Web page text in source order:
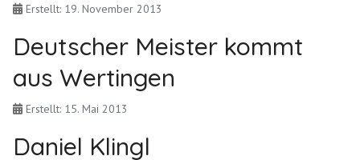
Erstellt: 19. November 2013
Deutscher Meister kommt
aus Wertingen
Erstellt: 15. Mai 2013
Daniel Klingl